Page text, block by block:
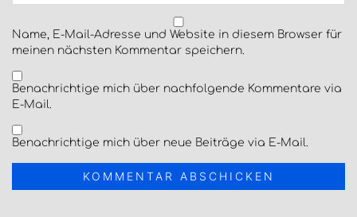
Name, E-Mail-Adresse und Website in diesem Browser für
meinen nächsten Kommentar speichern.
Benachrichtige mich über nachfolgende Kommentare via
E-Mail.
Benachrichtige mich über neue Beiträge via E-Mail.